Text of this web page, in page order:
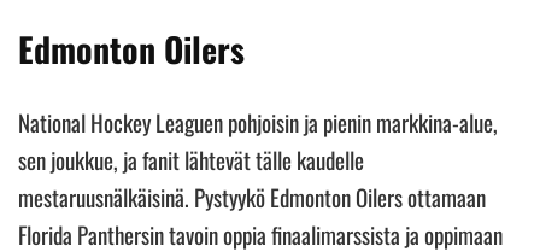
Edmonton Oilers
National Hockey Leaguen pohjoisin ja pienin markkina-alue,
sen joukkue, ja fanit lähtevät tälle kaudelle
mestaruusnälkäisinä. Pystyykö Edmonton Oilers ottamaan
Florida Panthersin tavoin oppia finaalimarssista ja oppimaan